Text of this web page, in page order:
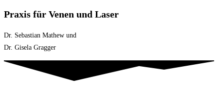
Praxis für Venen und Laser
Dr. Sebastian Mathew und
Dr. Gisela Gragger